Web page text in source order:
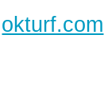
okturf.com